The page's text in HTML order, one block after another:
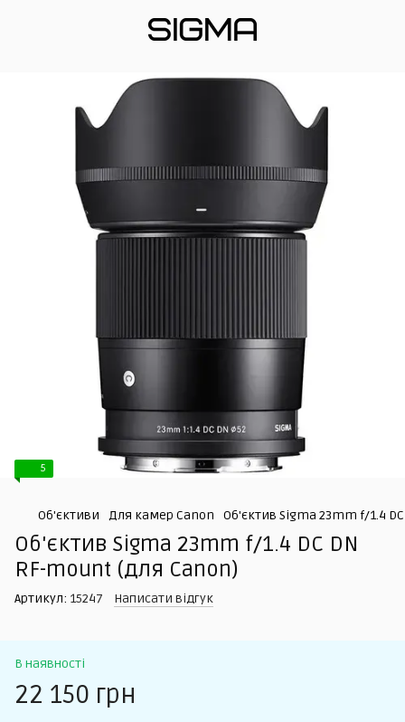
5
Об'єктиви Для камер Canon Об'єктив Sigma 23mm f/1.4
Об'єктив Sigma 23mm f/1.4 DC DN
RF-mount (для Canon)
Артикул: 15247 Написати відгук
В наявності
22 150 грн